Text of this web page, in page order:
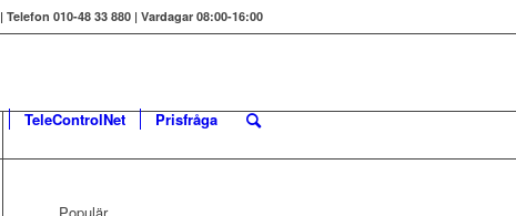
| Telefon 010-48 33 880 | Vardagar 08:00-16:00
TeleControlNet Prisfråga